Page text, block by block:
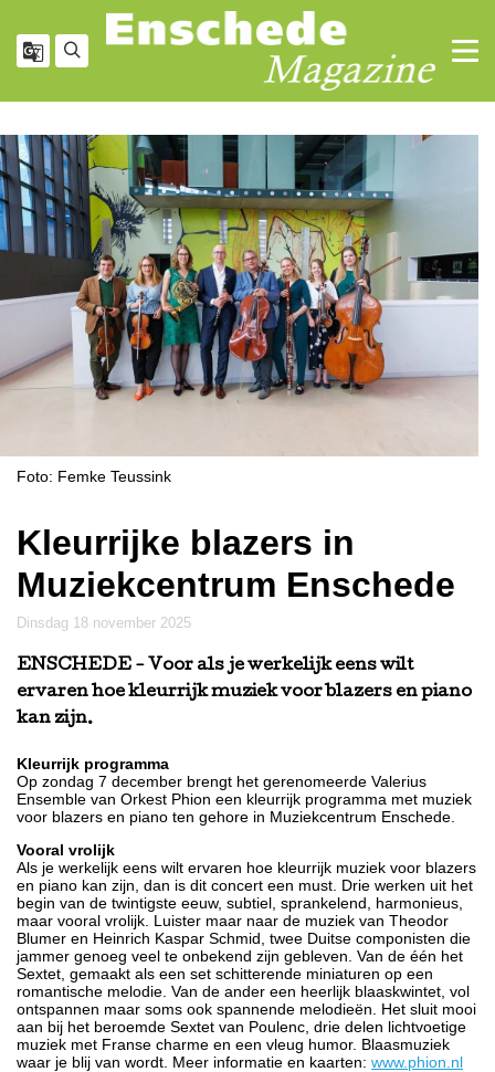
Foto: Femke Teussink
Kleurrijke blazers in
Muziekcentrum Enschede
dinsdag 18 november 2025
ENSCHEDE - Voor als je werkelijk eens wilt
ervaren hoe kleurrijk muziek voor blazers en piano
kan zijn.
Kleurrijk programma
Op zondag 7 december brengt het gerenomeerde Valerius
Ensemble van Orkest Phion een kleurrijk programma met muziek
voor blazers en piano ten gehore in Muziekcentrum Enschede.
Vooral vrolijk
Als je werkelijk eens wilt ervaren hoe kleurrijk muziek voor blazers
en piano kan zijn, dan is dit concert een must. Drie werken uit het
begin van de twintigste eeuw, subtiel, sprankelend, harmonieus,
maar vooral vrolijk. Luister maar naar de muziek van Theodor
Blumer en Heinrich Kaspar Schmid, twee Duitse componisten die
jammer genoeg veel te onbekend zijn gebleven. Van de één het
Sextet, gemaakt als een set schitterende miniaturen op een
romantische melodie. Van de ander een heerlijk blaaskwintet, vol
ontspannen maar soms ook spannende melodieën. Het sluit mooi
aan bij het beroemde Sextet van Poulenc, drie delen lichtvoetige
muziek met Franse charme en een vleug humor. Blaasmuziek
waar je blij van wordt. Meer informatie en kaarten: www.phion.nl